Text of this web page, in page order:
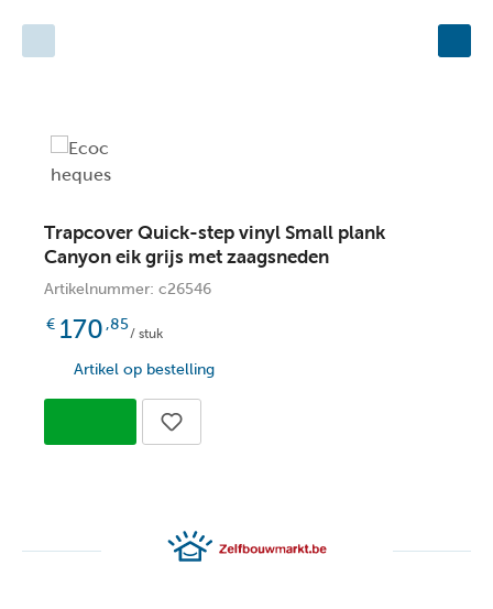
Trapcover Quick-step vinyl Small plank
Canyon eik grijs met zaagsneden
Artikelnummer: c26546
€ 170 ,85
/ stuk
Artikel op bestelling